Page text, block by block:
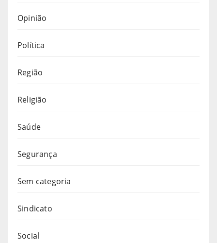
Opinião
Política
Região
Religião
Saúde
Segurança
Sem categoria
Sindicato
Social